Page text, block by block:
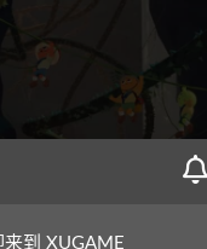
来到 XUGAME